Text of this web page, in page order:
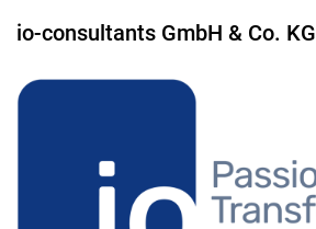
io-consultants GmbH & Co. KG